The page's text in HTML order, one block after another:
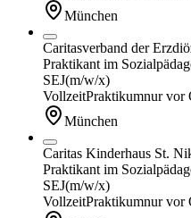
München
Caritasverband der
Praktikant im
SEJ(m/w/x)
VollzeitPraktikumnur vor
München
Caritas Kinderhaus St.
Praktikant im
SEJ(m/w/x)
VollzeitPraktikumnur vor